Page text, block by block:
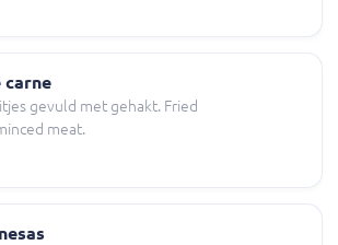
carne
gevuld met gehakt. Fried
meat.